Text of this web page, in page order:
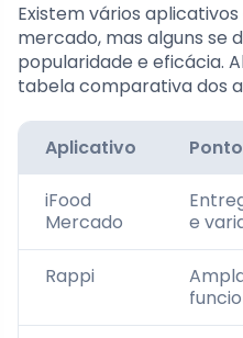
Existem vários
mercado, mas alguns se
popularidade e eficácia.
tabela comparativa dos
Aplicativo
iFood
Mercado
e
Rappi